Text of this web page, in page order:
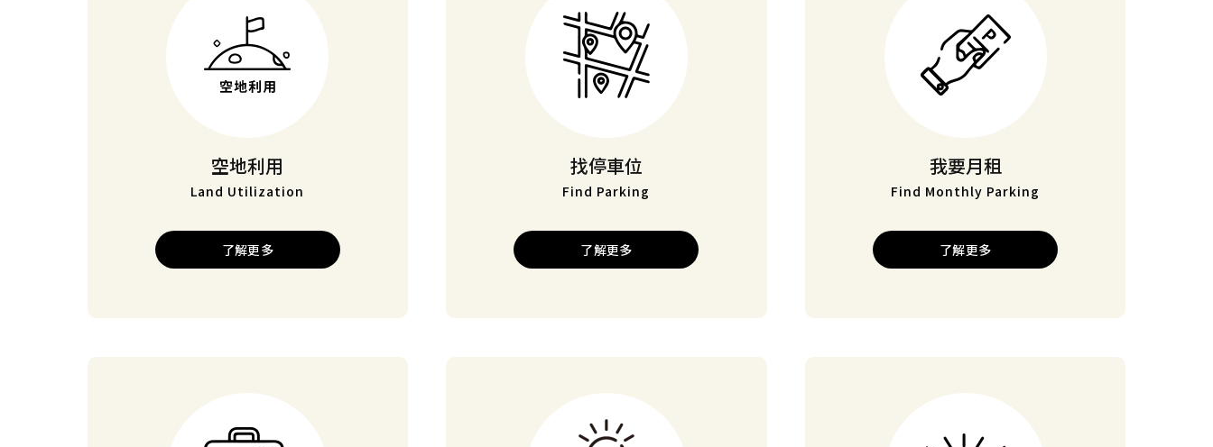
空地利用
Land Utilization
了解更多
找停車位
Find Parking
了解更多
我要月租
Find Monthly Parking
了解更多